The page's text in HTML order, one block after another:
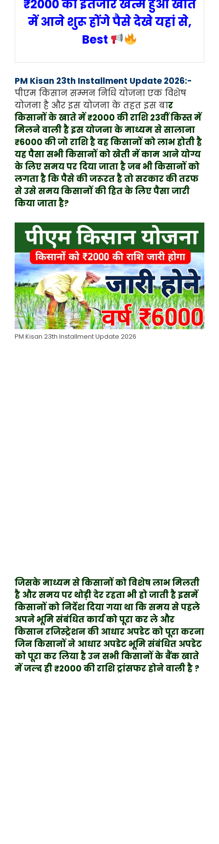
₹2000 का इंतजार खत्म हुआ खाते
में आने शुरू होंगे पैसे देखे यहां से,
Best
PM Kisan 23th Installment Update 2026:-
पीएम किसान सम्मन निधि योजना एक विशेष
योजना है और इस योजना के तहत इस बार
किसानों के खाते में ₹2000 की राशि 23वीं किस्त में
मिलने वाली है इस योजना के माध्यम से सालाना
₹6000 की जो राशि है वह किसानों को लाभ होती है
यह पैसा सभी किसानों को खेती में काम आने योग्य
के लिए समय पर दिया जाता है जब भी किसानों को
लगता है कि पैसे की जरूरत है तो सरकार की तरफ
से उसे समय किसानों की हित के लिए पैसा जारी
किया जाता है?
PM Kisan 23th Installment Update 2026
जिसके माध्यम से किसानों को विशेष लाभ मिलती
है और समय पर थोड़ी देर रहता भी हो जाती है इसमें
किसानों को निर्देश दिया गया था कि समय से पहले
अपने भूमि संबंधित कार्य को पूरा कर ले और
किसान रजिस्ट्रेशन की आधार अपडेट को पूरा करना
जिन किसानों ने आधार अपडेट भूमि संबंधित अपडेट
को पूरा कर लिया है उन सभी किसानों के बैंक खाते
में जल्द ही ₹2000 की राशि ट्रांसफर होने वाली है ?